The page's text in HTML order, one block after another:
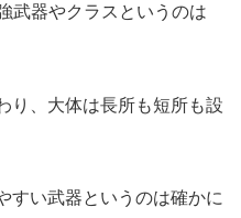
武器やクラスというのは
り、大体は長所も短所も設
すい武器というのは確かに